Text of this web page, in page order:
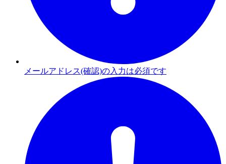
メールアドレス(確認)の入力は必須です